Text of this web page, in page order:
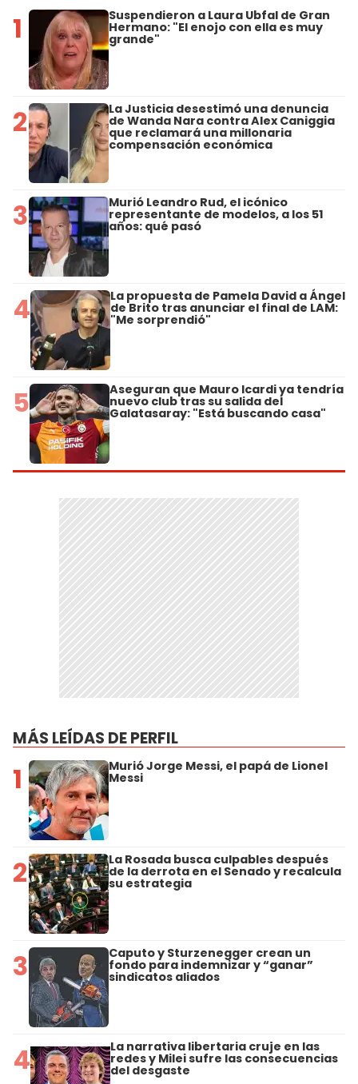
1 Suspendieron a Laura Ubfal de Gran
Hermano: "El enojo con ella es muy
grande"
2 La Justicia desestimó una denuncia
de Wanda Nara contra Alex Caniggia
que reclamará una millonaria
compensación económica
3 Murió Leandro Rud, el icónico
representante de modelos, a los 51
años: qué pasó
4 La propuesta de Pamela David a Ángel
de Brito tras anunciar el final de LAM:
"Me sorprendió"
5 Aseguran que Mauro Icardi ya tendría
nuevo club tras su salida del
Galatasaray: "Está buscando casa"
MÁS LEÍDAS DE PERFIL
1 Murió Jorge Messi, el papá de Lionel
Messi
2 La Rosada busca culpables después
de la derrota en el Senado y recalcula
su estrategia
3 Caputo y Sturzenegger crean un
fondo para indemnizar y “ganar”
sindicatos aliados
4 La narrativa libertaria cruje en las
redes y Milei sufre las consecuencias
del desgaste